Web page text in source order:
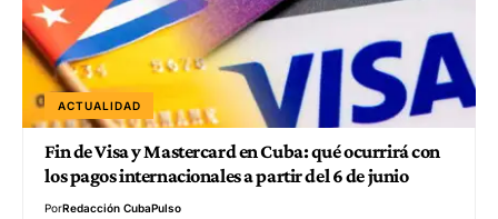
ACTUALIDAD
Fin de Visa y Mastercard en Cuba: qué ocurrirá con
los pagos internacionales a partir del 6 de junio
PorRedacción CubaPulso